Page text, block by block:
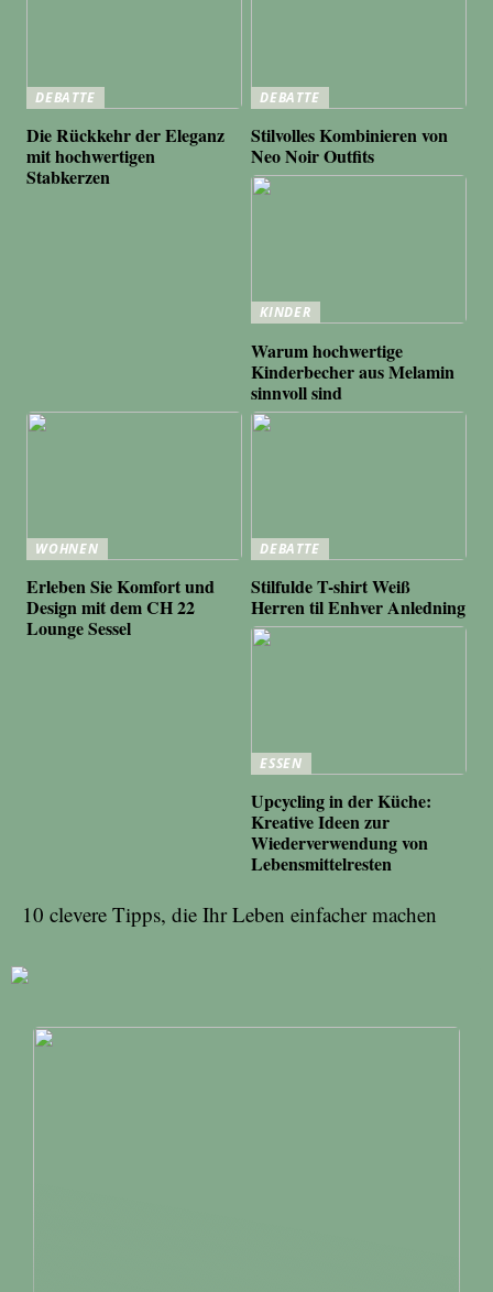
DEBATTE
Die Rückkehr der Eleganz
mit hochwertigen
Stabkerzen
DEBATTE
Stilvolles Kombinieren von
Neo Noir Outfits
KINDER
Warum hochwertige
Kinderbecher aus Melamin
sinnvoll sind
WOHNEN
Erleben Sie Komfort und
Design mit dem CH 22
Lounge Sessel
DEBATTE
Stilfulde T-shirt Weiß
Herren til Enhver Anledning
ESSEN
Upcycling in der Küche:
Kreative Ideen zur
Wiederverwendung von
Lebensmittelresten
10 clevere Tipps, die Ihr Leben einfacher machen